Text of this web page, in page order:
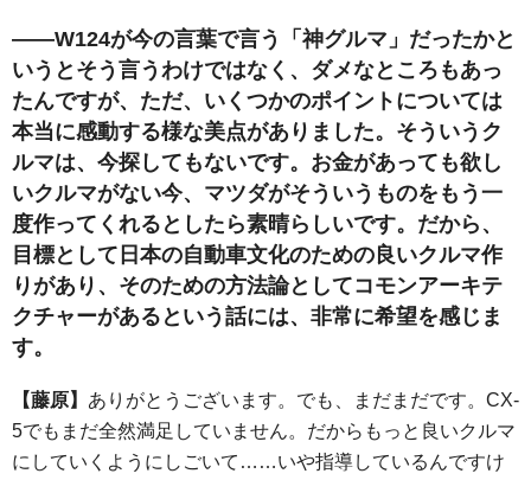
――W124が今の言葉で言う「神グルマ」だったかと
いうとそう言うわけではなく、ダメなところもあっ
たんですが、ただ、いくつかのポイントについては
本当に感動する様な美点がありました。そういうク
ルマは、今探してもないです。お金があっても欲し
いクルマがない今、マツダがそういうものをもう一
度作ってくれるとしたら素晴らしいです。だから、
目標として日本の自動車文化のための良いクルマ作
りがあり、そのための方法論としてコモンアーキテ
クチャーがあるという話には、非常に希望を感じま
す。
【藤原】 ありがとうございます。でも、まだまだです。CX-
5でもまだ全然満足していません。だからもっと良いクルマ
にしていくようにしごいて……いや指導しているんですけ